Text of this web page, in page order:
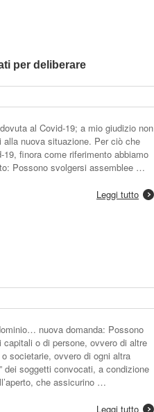
per deliberare
al Covid-19; a mio giudizio non
nuova situazione. Per ciò che
finora come riferimento abbiamo
Possono svolgersi assemblee …
Leggi tutto
nuova domanda: Possono
o di persone, ovvero di altre
societarie, ovvero di ogni altra
dei soggetti convocati, a condizione
che assicurino …
Leggi tutto